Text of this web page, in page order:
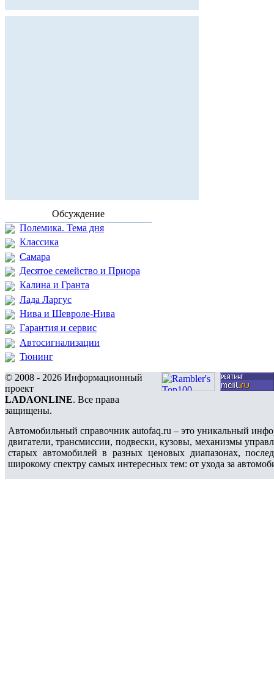
Обсуждение
Полемика. Тема дня
Классика
Самара
Десятое семейство и Приора
Калина и Гранта
Лада Ларгус
Нива и Шевроле-Нива
Гарантия и сервис
Автосигнализации
Тюнинг
© 2008 - 2026 Информационный
проект
LADAONLINE. Все права
защищены.
Автомобильный справочник autofaq.ru – это уникальный
двигатели, трансмиссии, подвески, кузовы, механизмы
старых автомобилей в разных ценовых диапазонах,
широкому спектру самых интересных тем: от ухода за